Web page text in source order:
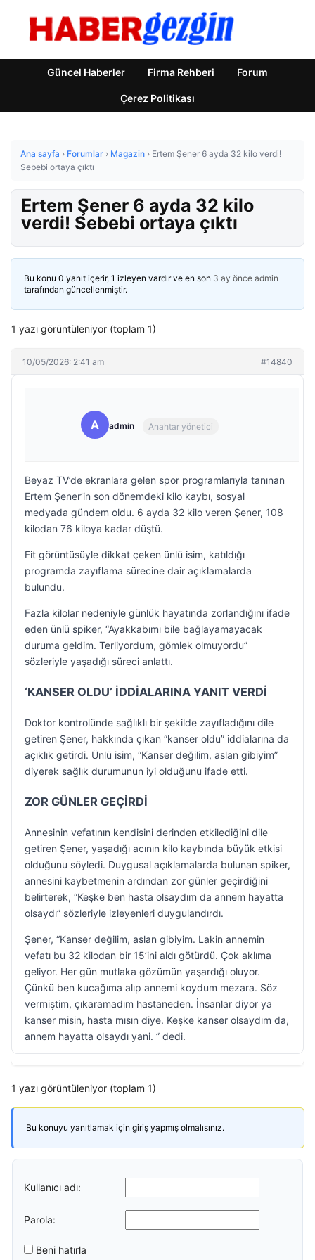
Güncel Haberler Firma Rehberi Forum
Çerez Politikası
Ana sayfa › Forumlar › Magazin › Ertem Şener 6 ayda 32 kilo verdi!
Sebebi ortaya çıktı
Ertem Şener 6 ayda 32 kilo
verdi! Sebebi ortaya çıktı
Bu konu 0 yanıt içerir, 1 izleyen vardır ve en son 3 ay önce admin
tarafından güncellenmiştir.
1 yazı görüntüleniyor (toplam 1)
10/05/2026: 2:41 am #14840
A admin Anahtar yönetici
Beyaz TV’de ekranlara gelen spor programlarıyla tanınan
Ertem Şener’in son dönemdeki kilo kaybı, sosyal
medyada gündem oldu. 6 ayda 32 kilo veren Şener, 108
kilodan 76 kiloya kadar düştü.
Fit görüntüsüyle dikkat çeken ünlü isim, katıldığı
programda zayıflama sürecine dair açıklamalarda
bulundu.
Fazla kilolar nedeniyle günlük hayatında zorlandığını ifade
eden ünlü spiker, “Ayakkabımı bile bağlayamayacak
duruma geldim. Terliyordum, gömlek olmuyordu”
sözleriyle yaşadığı süreci anlattı.
‘KANSER OLDU’ İDDİALARINA YANIT VERDİ
Doktor kontrolünde sağlıklı bir şekilde zayıfladığını dile
getiren Şener, hakkında çıkan “kanser oldu” iddialarına da
açıklık getirdi. Ünlü isim, “Kanser değilim, aslan gibiyim”
diyerek sağlık durumunun iyi olduğunu ifade etti.
ZOR GÜNLER GEÇİRDİ
Annesinin vefatının kendisini derinden etkilediğini dile
getiren Şener, yaşadığı acının kilo kaybında büyük etkisi
olduğunu söyledi. Duygusal açıklamalarda bulunan spiker,
annesini kaybetmenin ardından zor günler geçirdiğini
belirterek, “Keşke ben hasta olsaydım da annem hayatta
olsaydı” sözleriyle izleyenleri duygulandırdı.
Şener, “Kanser değilim, aslan gibiyim. Lakin annemin
vefatı bu 32 kilodan bir 15’ini aldı götürdü. Çok aklıma
geliyor. Her gün mutlaka gözümün yaşardığı oluyor.
Çünkü ben kucağıma alıp annemi koydum mezara. Söz
vermiştim, çıkaramadım hastaneden. İnsanlar diyor ya
kanser misin, hasta mısın diye. Keşke kanser olsaydım da,
annem hayatta olsaydı yani. ” dedi.
1 yazı görüntüleniyor (toplam 1)
Bu konuyu yanıtlamak için giriş yapmış olmalısınız.
Kullanıcı adı:
Parola:
Beni hatırla